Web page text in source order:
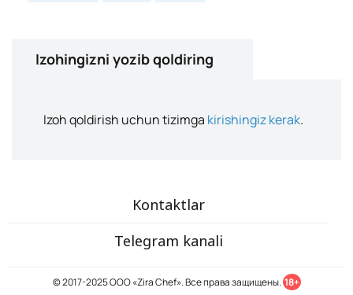
Izohingizni yozib qoldiring
Izoh qoldirish uchun tizimga kirishingiz kerak.
Kontaktlar
Telegram kanali
© 2017-2025 ООО «Zira Chef». Все права защищены. 18+